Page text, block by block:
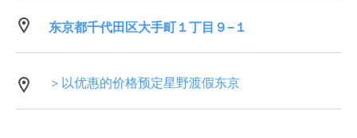
东京都千代田区大手町１丁目９−１
＞以优惠的价格预定星野渡假东京